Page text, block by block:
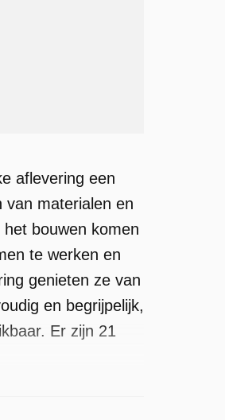
aflevering een
van materialen en
bouwen komen
te werken en
genieten ze van
en begrijpelijk,
Er zijn 21